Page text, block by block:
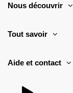
Nous découvrir
Tout savoir
Aide et contact